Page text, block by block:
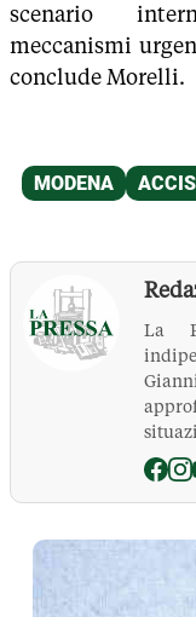
scenario
meccanismi
conclude Morelli.
La
La Pressa